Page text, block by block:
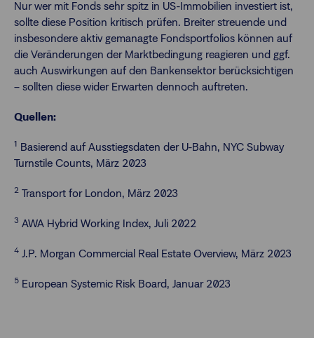
Nur wer mit Fonds sehr spitz in US-Immobilien investiert ist,
sollte diese Position kritisch prüfen. Breiter streuende und
insbesondere aktiv gemanagte Fondsportfolios können auf
die Veränderungen der Marktbedingung reagieren und ggf.
auch Auswirkungen auf den Bankensektor berücksichtigen
– sollten diese wider Erwarten dennoch auftreten.
Quellen:
1 Basierend auf Ausstiegsdaten der U-Bahn, NYC Subway
Turnstile Counts, März 2023
2 Transport for London, März 2023
3 AWA Hybrid Working Index, Juli 2022
4 J.P. Morgan Commercial Real Estate Overview, März 2023
5 European Systemic Risk Board, Januar 2023